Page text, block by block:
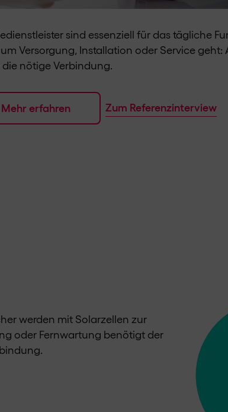
sind essenziell für das tägliche
um Versorgung, Installation oder Service
die nötige Verbindung.
Mehr erfahren Zum Referenzinterview
werden mit Solarzellen zur
oder Fernwartung benötigt der